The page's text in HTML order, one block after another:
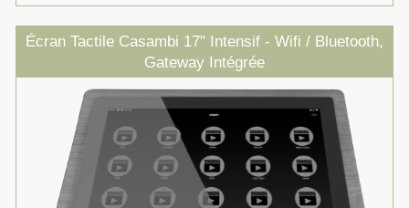
Écran Tactile Casambi 17" Intensif - Wifi / Bluetooth,
Gateway Intégrée